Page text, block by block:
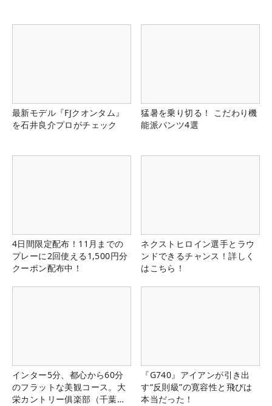
最新モデル『FJクオンタム』
を石井良介プロがチェック
猛暑を乗り切る！ こだわり機
能派パンツ4選
4日間限定配布！11月までの
プレーに2回使える1,500円分
クーポン配布中！
ネクストヒロイン選手とラウ
ンドできるチャンス！詳しく
はこちら！
インター5分、都心から60分
のフラットな美観コース。大
栄カントリー俱楽部（千葉
『G740』アイアンが引き出
す“反則級”の寛容性と飛びは
本当だった！